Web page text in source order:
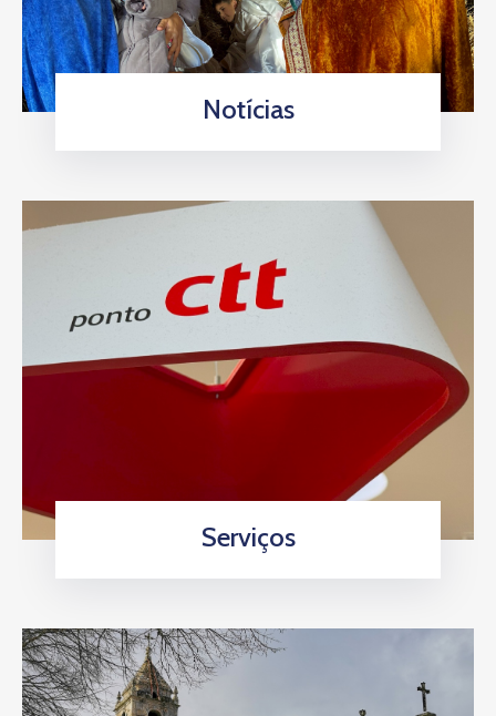
Notícias
Serviços